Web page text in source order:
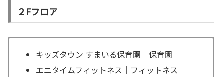
２Fフロア
キッズタウン すまいる保育園｜保育園
エニタイムフィットネス｜フィットネス